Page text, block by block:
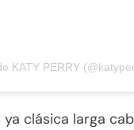
KATY PERRY
clásica larga